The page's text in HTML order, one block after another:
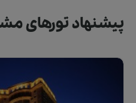
پیشنهاد تورهای